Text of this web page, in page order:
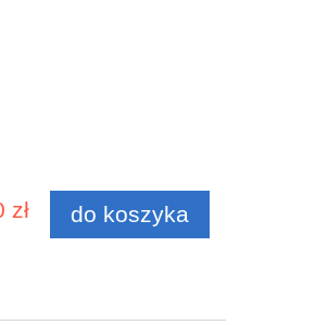
zł do koszyka